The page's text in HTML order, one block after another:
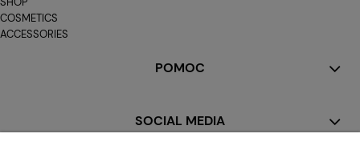
COSMETICS
ACCESSORIES
POMOC
SOCIAL MEDIA